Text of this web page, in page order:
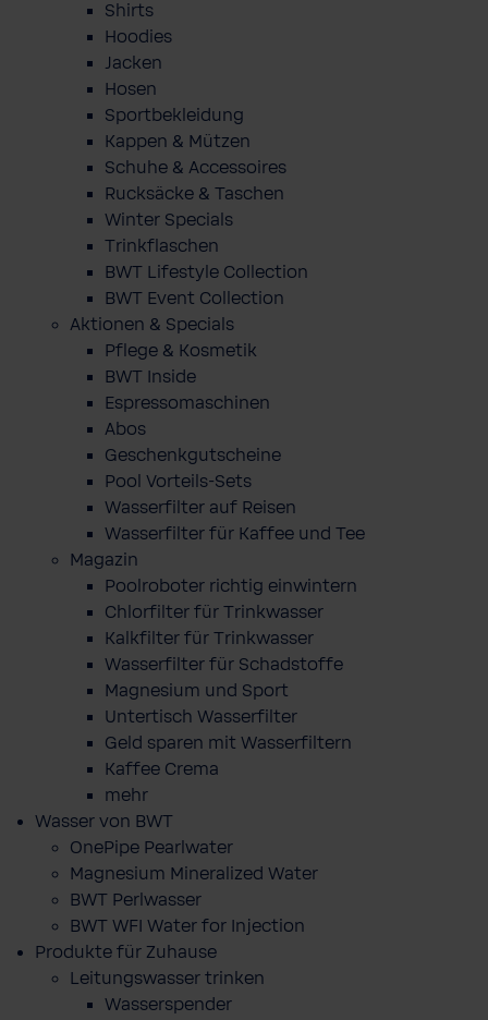
Shirts
Hoodies
Jacken
Hosen
Sportbekleidung
Kappen & Mützen
Schuhe & Accessoires
Rucksäcke & Taschen
Winter Specials
Trinkflaschen
BWT Lifestyle Collection
BWT Event Collection
Aktionen & Specials
Pflege & Kosmetik
BWT Inside
Espressomaschinen
Abos
Geschenkgutscheine
Pool Vorteils-Sets
Wasserfilter auf Reisen
Wasserfilter für Kaffee und Tee
Magazin
Poolroboter richtig einwintern
Chlorfilter für Trinkwasser
Kalkfilter für Trinkwasser
Wasserfilter für Schadstoffe
Magnesium und Sport
Untertisch Wasserfilter
Geld sparen mit Wasserfiltern
Kaffee Crema
mehr
Wasser von BWT
OnePipe Pearlwater
Magnesium Mineralized Water
BWT Perlwasser
BWT WFI Water for Injection
Produkte für Zuhause
Leitungswasser trinken
Wasserspender